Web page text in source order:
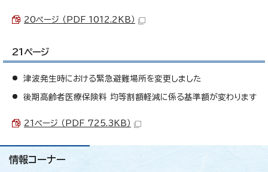
20ページ （PDF 1012.2KB）
21ページ
津波発生時における緊急避難場所を変更しました
後期高齢者医療保険料 均等割額軽減に係る基準額が変わります
21ページ （PDF 725.3KB）
情報コーナー